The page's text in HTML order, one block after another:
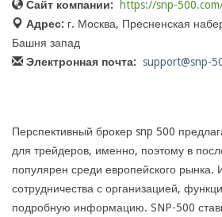
Сайт компании:
https://snp-
Адрес: г. Москва, Пресненская
Башня запад
Электронная почта: support@snp-
Перспективный брокер snp 500
для трейдеров, именно, поэтому в
популярен среди европейского рынка.
сотрудничества с организацией,
подробную информацию. SNP-500